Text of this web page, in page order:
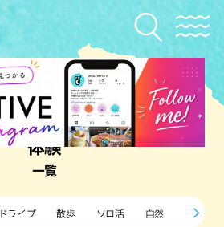
体験
一覧
ドライブ 散歩 ソロ活 自然 子ども